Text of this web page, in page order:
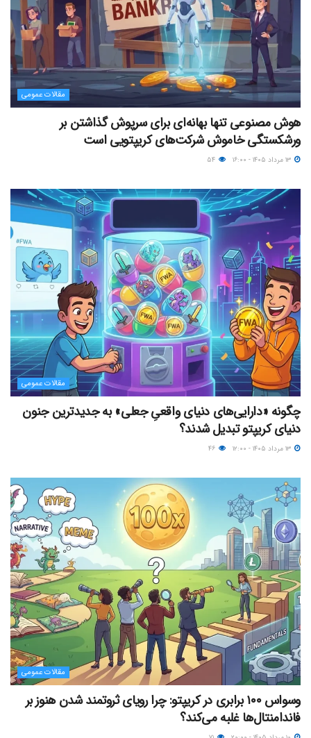
مقالات عمومی
هوش مصنوعی تنها بهانه‌ای برای سرپوش گذاشتن بر
ورشکستگی خاموش شرکت‌های کریپتویی است
مقالات عمومی
چگونه «دارایی‌های دنیای واقعیِ جعلی» به جدیدترین جنون
دنیای کریپتو تبدیل شدند؟
مقالات عمومی
وسواس ۱۰۰ برابری در کریپتو: چرا رویای ثروتمند شدن هنوز بر
فاندامنتال‌ها غلبه می‌کند؟